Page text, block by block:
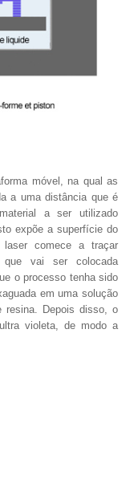
móvel, na qual as
a uma distância que é
a ser utilizado
expõe a superfície do
comece a traçar
que vai ser colocada
o processo tenha sido
em uma solução
resina. Depois disso, o
violeta, de modo a